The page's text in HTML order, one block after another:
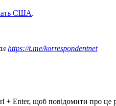
США.
https://t.me/korrespondentnet
+ Enter, щоб повідомити про це